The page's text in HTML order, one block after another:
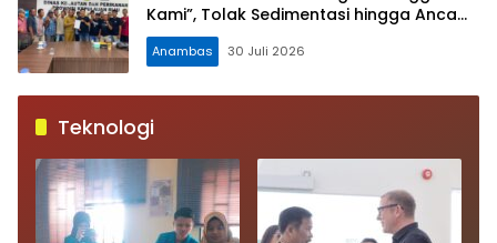
Kami”, Tolak Sedimentasi hingga Ancam
Ruang Hidup Pesisir
Anambas 30 Juli 2026
Teknologi